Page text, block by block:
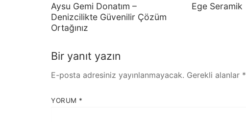
Aysu Gemi Donatım –
Denizcilikte Güvenilir Çözüm
Ortağınız
Ege Seramik
Bir yanıt yazın
E-posta adresiniz yayınlanmayacak. Gerekli alanlar *
YORUM *